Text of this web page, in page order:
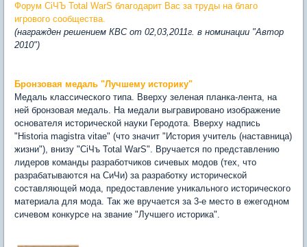
Форум СiЧЪ Total WarS благодарит Вас за труды на благо
игрового сообщества.
(награжден решением КВС от 02,03,2011г. в номинации "Автор
2010")
Бронзовая медаль "Лучшему историку"
Медаль классического типа. Вверху зеленая планка-лента, на
ней бронзовая медаль. На медали выгравировано изображение
основателя исторической науки Геродота. Вверху надпись
"Historia magistra vitae" (что значит "История учитель (наставница)
жизни"), внизу "CiЧъ Total WarS". Вручается по представлению
лидеров команды разработчиков сичевых модов (тех, что
разрабатываются на СиЧи) за разработку исторической
составляющей мода, предоставление уникального исторического
материала для мода. Так же вручается за 3-е место в ежегодном
сичевом конкурсе на звание "Лучшего историка".